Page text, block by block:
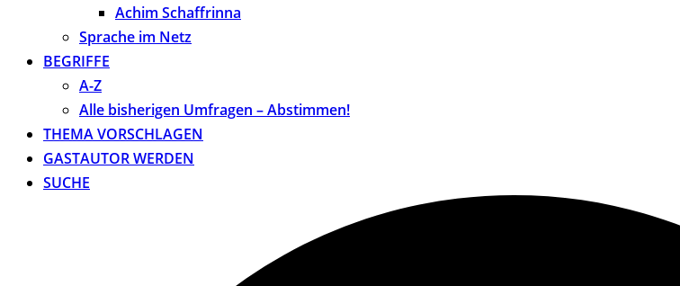
Achim Schaffrinna
Sprache im Netz
BEGRIFFE
A-Z
Alle bisherigen Umfragen – Abstimmen!
THEMA VORSCHLAGEN
GASTAUTOR WERDEN
SUCHE